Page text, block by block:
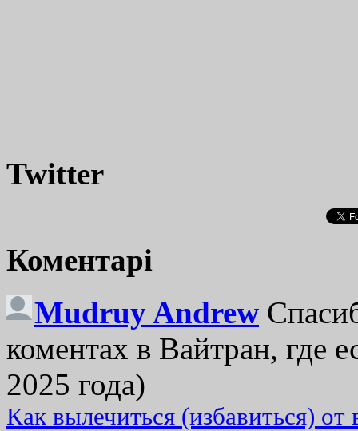
Twitter
Коментарі
Mudruy Andrew
коментах в Вайтран, где
2025 года)
Как вылечиться (избавиться)